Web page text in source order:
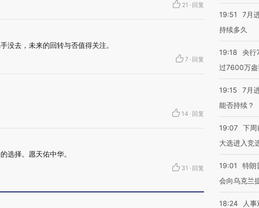
21 · 回复
没去，未来的回转与否值得关注。
7 · 回复
14 · 回复
选择。愿天佑中华。
31 · 回复
19:51
7月
持续多久
19:18
央行
过7600万盎
19:15
7月
能否持续？
19:07 下周
大选进入竞
19:01
特朗
会向乌克兰
18:24
人